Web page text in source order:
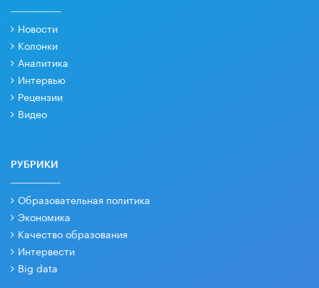
Новости
Колонки
Аналитика
Интервью
Рецензии
Видео
РУБРИКИ
Образовательная политика
Экономика
Качество образования
Интервести
Big data